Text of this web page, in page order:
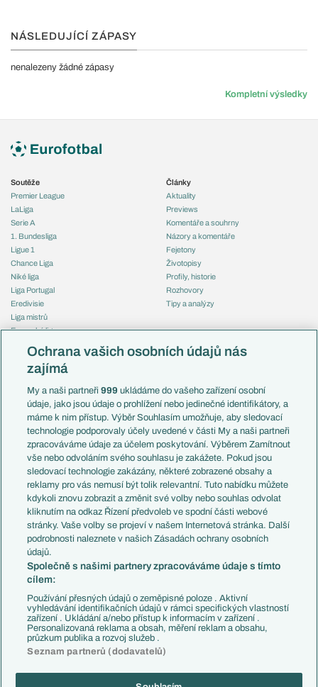
NÁSLEDUJÍCÍ ZÁPASY
nenalezeny žádné zápasy
Kompletní výsledky
Soutěže
Premier League
LaLiga
Serie A
1. Bundesliga
Ligue 1
Chance Liga
Niké liga
Liga Portugal
Eredivisie
Liga mistrů
Evropská liga
Mistrovství světa
Liga národů
Témata
Představení týmů MS
EuroSkauting
PL v kostce
Evropské koeficienty
Přestupy
Přestupové spekulace
Zranění
Kluby
Arsenal FC
Chelsea FC
Manchester United
AC Milán
Juventus FC
Bayern Mnichov
FC Barcelona
Real Madrid
Články
Aktuality
Previews
Komentáře a souhrny
Názory a komentáře
Fejetony
Životopisy
Profily, historie
Rozhovory
Tipy a analýzy
Česko
Francie
Itálie
Německo
Španělsko
Argentina
Brazílie
Přestupy
Zápasy
Livescore
Tipovací soutěž
Ochrana vašich osobních údajů nás
zajímá
My a naši partneři999 ukládáme do vašeho zařízení osobní
údaje, jako jsou údaje o prohlížení nebo jedinečné identifikátory, a
máme k nim přístup. Výběr Souhlasím umožňuje, aby sledovací
technologie podporovaly účely uvedené v části My a naši partneři
zpracováváme údaje za účelem poskytování. Výběrem Zamítnout
vše nebo odvoláním svého souhlasu je zakážete. Pokud jsou
sledovací technologie zakázány, některé zobrazené obsahy a
reklamy pro vás nemusí být tolik relevantní. Tuto nabídku můžete
kdykoli znovu zobrazit a změnit své volby nebo souhlas odvolat
kliknutím na odkaz Řízení předvoleb ve spodní části webové
stránky. Vaše volby se projeví v našem Internetová stránka. Další
podrobnosti naleznete v našich Zásadách ochrany osobních
údajů.
Společně s našimi partnery zpracováváme údaje s tímto
cílem:
Používání přesných údajů o zeměpisné poloze . Aktivní
vyhledávání identifikačních údajů v rámci specifických vlastností
zařízení . Ukládání a/nebo přístup k informacím v zařízení .
Personalizovaná reklama a obsah, měření reklam a obsahu,
průzkum publika a rozvoj služeb .
Seznam partnerů (dodavatelů)